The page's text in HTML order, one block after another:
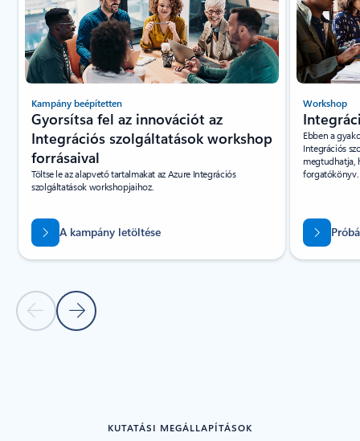
Előző diaKövetkező dia
Kampány beépítetten
Gyorsítsa fel az innovációt az
Integrációs szolgáltatások workshop
forrásaival
Töltse le az alapvető tartalmakat az Azure Integrációs
szolgáltatások workshopjaihoz.
A kampány letöltése
Workshop
Ebben a
Integrációs
megtudhatja,
forgatókönyv.
KUTATÁSI MEGÁLLAPÍTÁSOK